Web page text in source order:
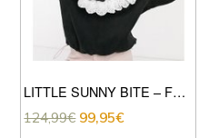
LITTLE SUNNY BITE – FELPA OVERSIZE IN PILE CON ZIP CORTA E LOGO SUL RETRO-NERO
124,99€ 99,95€